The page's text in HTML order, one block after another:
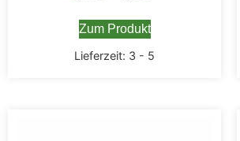
Zum Produkt
Lieferzeit: 3 - 5